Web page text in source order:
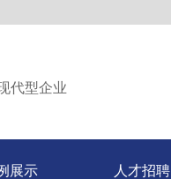
代型企业
展示 人才招聘